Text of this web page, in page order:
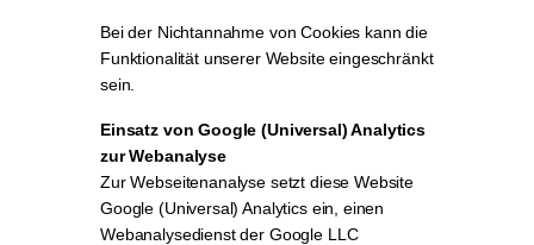
Bei der Nichtannahme von Cookies kann die
Funktionalität unserer Website eingeschränkt
sein.
Einsatz von Google (Universal) Analytics
zur Webanalyse
Zur Webseitenanalyse setzt diese Website
Google (Universal) Analytics ein, einen
Webanalysedienst der Google LLC